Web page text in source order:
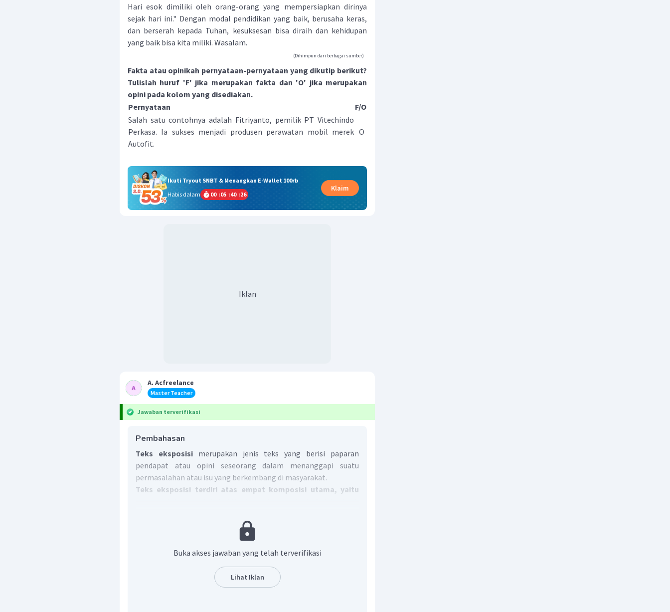
Hari esok dimiliki oleh orang-orang yang mempersiapkan dirinya
sejak hari ini." Dengan modal pendidikan yang baik, berusaha keras,
dan berserah kepada Tuhan, kesuksesan bisa diraih dan kehidupan
yang baik bisa kita miliki. Wasalam.
(Dihimpun dari berbagai sumber)
Fakta atau opinikah pernyataan-pernyataan yang dikutip berikut?
Tulislah huruf 'F' jika merupakan fakta dan 'O' jika merupakan
opini pada kolom yang disediakan.
Pernyataan
F/O
Salah satu contohnya adalah Fitriyanto, pemilik PT Vitechindo
Perkasa. Ia sukses menjadi produsen perawatan mobil merek
Autofit.
O
Ikuti Tryout SNBT & Menangkan E-Wallet 100rb
Habis dalam
00 :05 :40 :25
Klaim
Iklan
A. Acfreelance
Master Teacher
Jawaban terverifikasi
Pembahasan
Teks eksposisi merupakan jenis teks yang berisi paparan
pendapat atau opini seseorang dalam menanggapi suatu
permasalahan atau isu yang berkembang di masyarakat.
Teks eksposisi terdiri atas empat komposisi utama, yaitu
bisa berupa fakta-fakta kehidupan, data-data statistik
hasil riset, kutipan berita media massa, atau pernyataan
narasumber.
Salah satu contohnya adalah Fitriyanto, pemilik PT
Buka akses jawaban yang telah terverifikasi
Lihat Iklan